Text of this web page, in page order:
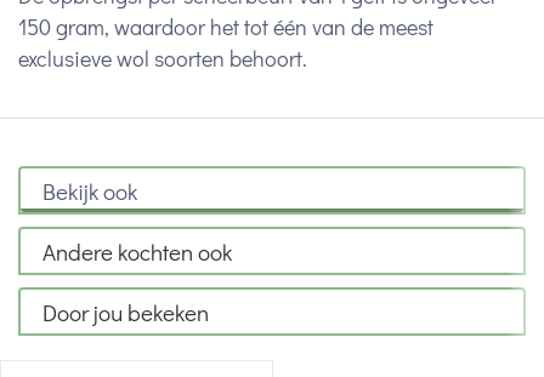
150 gram, waardoor het tot één van de meest
exclusieve wol soorten behoort.
Bekijk ook
Andere kochten ook
Door jou bekeken